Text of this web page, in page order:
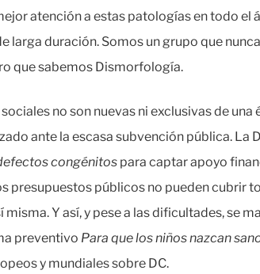
atención a estas patologías en todo el
larga duración. Somos un grupo que
que sabemos Dismorfología.
no son nuevas ni exclusivas de
ante la escasa subvención pública. La
congénitos para captar apoyo
presupuestos públicos no pueden cubrir
misma. Y así, y pese a las dificultades, se
preventivo Para que los niños nazcan
y mundiales sobre DC.